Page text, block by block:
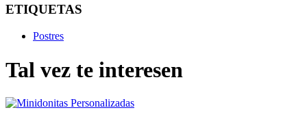
ETIQUETAS
Postres
Tal vez te interesen